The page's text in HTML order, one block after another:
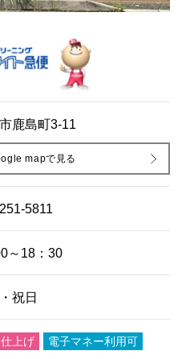
鹿島町3-11
mapで見る
5811
～18：30
祝日
上げ 電子マネー利用可